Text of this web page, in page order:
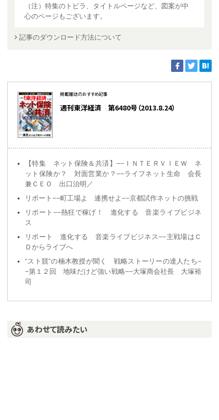
（注）特集のトビラ、タイトルページなど、図案が中
心のページもございます。
記事のダウンロード方法について
掲載雑誌のおすすめ記事
週刊東洋経済 第6480号（2013.8.24）
【特集 ネット保険＆共済】−−ＩＮＴＥＲＶＩＥＷ ネ
ット保険か？ 対面営業か？−−ライフネット生命 会長
兼ＣＥＯ 出口治明／
リポート−−町工場よ 連携せよ−−京都試作ネットの挑戦
リポート−−熱狂で稼げ！ 進化する 音楽ライブビジネ
ス
リポート 進化する 音楽ライブビジネス−−主戦場はＣ
Ｄからライブへ
“スト競”の楠木教授が聞く 戦略ストーリーの達人たち−
−第１２回 地味だけど強い戦略−−大塚商会社長 大塚裕
司
あわせて読みたい